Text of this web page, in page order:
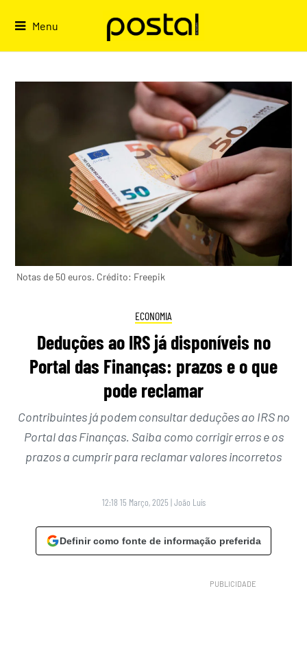
Menu
Notas de 50 euros. Crédito: Freepik
ECONOMIA
Deduções ao IRS já disponíveis no
Portal das Finanças: prazos e o que
pode reclamar
Contribuintes já podem consultar deduções ao IRS no
Portal das Finanças. Saiba como corrigir erros e os
prazos a cumprir para reclamar valores incorretos
12:18 15 Março, 2025 |João Luís
Definir como fonte de informação preferida